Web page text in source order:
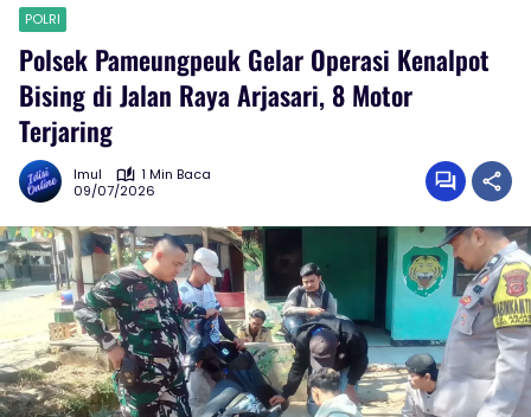
POLRI
Polsek Pameungpeuk Gelar Operasi Kenalpot
Bising di Jalan Raya Arjasari, 8 Motor
Terjaring
Imul
1 Min Baca
09/07/2026